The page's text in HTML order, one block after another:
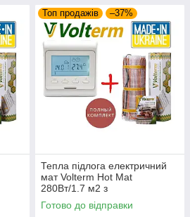
Топ продажів –37%
Тепла підлога електричний
мат Volterm Hot Mat
280Вт/1.7 м2 з
програмованим
терморегулятором E51
Готово до відправки